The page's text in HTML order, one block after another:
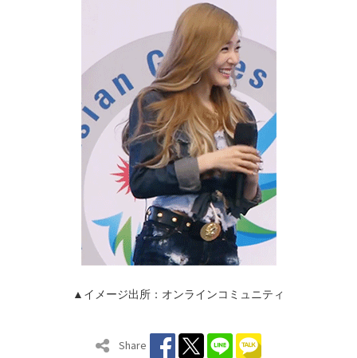
▲イメージ出所：オンラインコミュニティ
Share